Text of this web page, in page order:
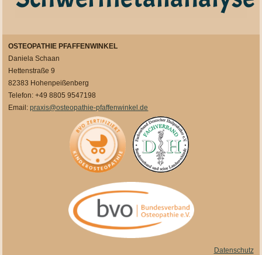
OSTEOPATHIE PFAFFENWINKEL
Daniela Schaan
Hettenstraße 9
82383 Hohenpeißenberg
Telefon: +49 8805 9547198
Email:praxis@osteopathie-pfaffenwinkel.de
Datenschutz